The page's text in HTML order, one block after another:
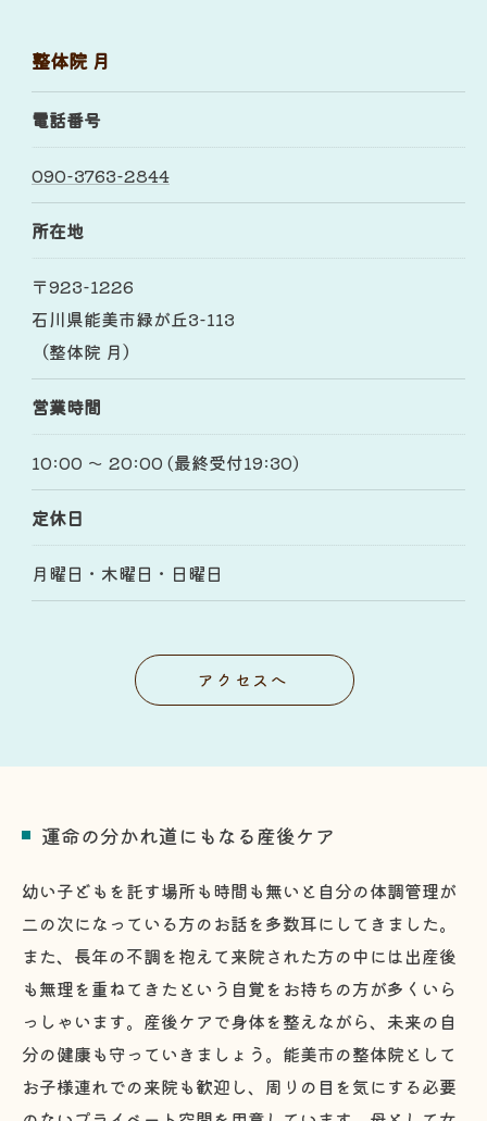
整体院 月
電話番号
090-3763-2844
所在地
〒923-1226
石川県能美市緑が丘3-113
（整体院 月）
営業時間
10:00 〜 20:00 (最終受付19:30)
定休日
月曜日・木曜日・日曜日
アクセスへ
運命の分かれ道にもなる産後ケア
幼い子どもを託す場所も時間も無いと自分の体調管理が
二の次になっている方のお話を多数耳にしてきました。
また、長年の不調を抱えて来院された方の中には出産後
も無理を重ねてきたという自覚をお持ちの方が多くいら
っしゃいます。産後ケアで身体を整えながら、未来の自
分の健康も守っていきましょう。能美市の整体院として
お子様連れでの来院も歓迎し、周りの目を気にする必要